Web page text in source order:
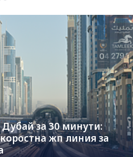
за 30 минути:
жп линия за